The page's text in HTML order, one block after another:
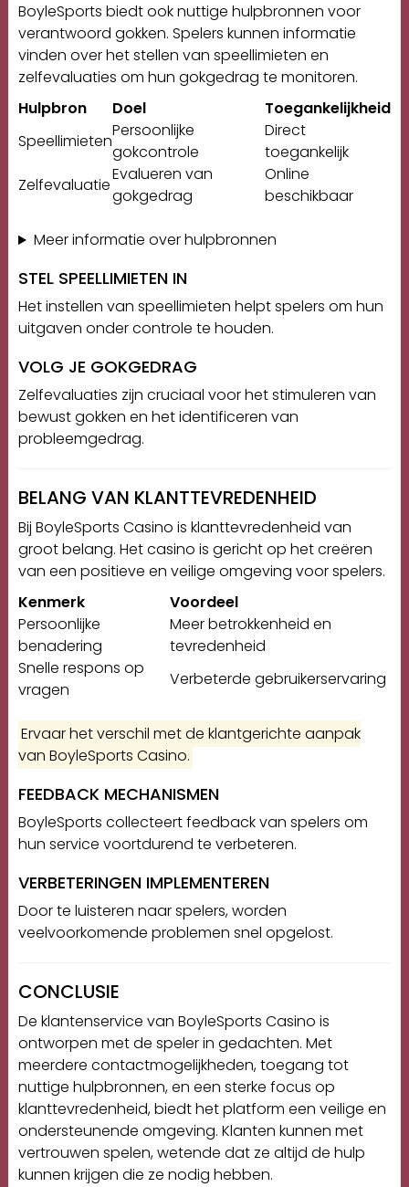
BoyleSports biedt ook nuttige hulpbronnen voor
verantwoord gokken. Spelers kunnen informatie
vinden over het stellen van speellimieten en
zelfevaluaties om hun gokgedrag te monitoren.
Hulpbron
Doel
Toegankelijkheid
Speellimieten
Persoonlijke
gokcontrole
Direct
toegankelijk
Zelfevaluatie
Evalueren van
gokgedrag
Online
beschikbaar
Meer informatie over hulpbronnen
STEL SPEELLIMIETEN IN
Het instellen van speellimieten helpt spelers om hun
uitgaven onder controle te houden.
VOLG JE GOKGEDRAG
Zelfevaluaties zijn cruciaal voor het stimuleren van
bewust gokken en het identificeren van
probleemgedrag.
BELANG VAN KLANTTEVREDENHEID
Bij BoyleSports Casino is klanttevredenheid van
groot belang. Het casino is gericht op het creëren
van een positieve en veilige omgeving voor spelers.
Kenmerk
Voordeel
Persoonlijke
benadering
Meer betrokkenheid en
tevredenheid
Snelle respons op
vragen
Verbeterde gebruikerservaring
Ervaar het verschil met de klantgerichte aanpak
van BoyleSports Casino.
FEEDBACK MECHANISMEN
BoyleSports collecteert feedback van spelers om
hun service voortdurend te verbeteren.
VERBETERINGEN IMPLEMENTEREN
Door te luisteren naar spelers, worden
veelvoorkomende problemen snel opgelost.
CONCLUSIE
De klantenservice van BoyleSports Casino is
ontworpen met de speler in gedachten. Met
meerdere contactmogelijkheden, toegang tot
nuttige hulpbronnen, en een sterke focus op
klanttevredenheid, biedt het platform een veilige en
ondersteunende omgeving. Klanten kunnen met
vertrouwen spelen, wetende dat ze altijd de hulp
kunnen krijgen die ze nodig hebben.